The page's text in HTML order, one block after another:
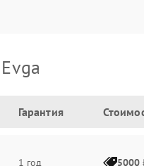
Гарантия
1 год 5000